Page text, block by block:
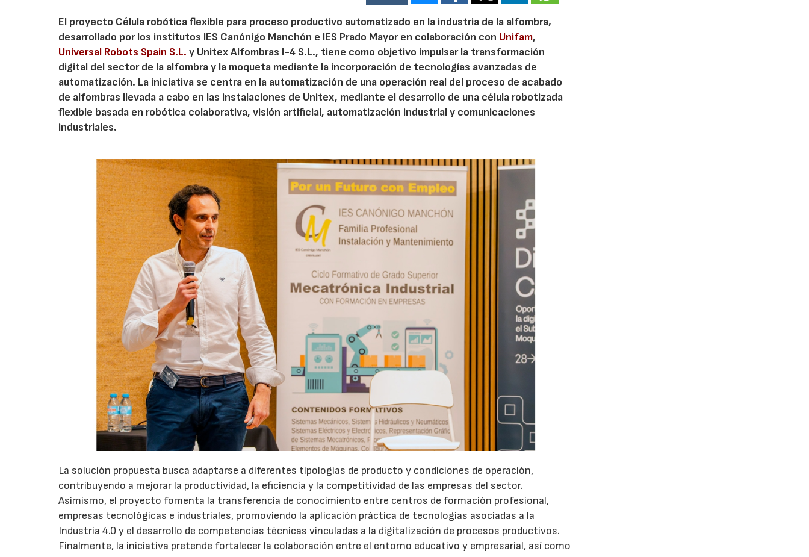
El proyecto Célula robótica flexible para proceso productivo automatizado en la industria de la alfombra,
desarrollado por los institutos IES Canónigo Manchón e IES Prado Mayor en colaboración con Unifam,
Universal Robots Spain S.L. y Unitex Alfombras I-4 S.L., tiene como objetivo impulsar la transformación
digital del sector de la alfombra y la moqueta mediante la incorporación de tecnologías avanzadas de
automatización. La iniciativa se centra en la automatización de una operación real del proceso de acabado
de alfombras llevada a cabo en las instalaciones de Unitex, mediante el desarrollo de una célula robotizada
flexible basada en robótica colaborativa, visión artificial, automatización industrial y comunicaciones
industriales.
La solución propuesta busca adaptarse a diferentes tipologías de producto y condiciones de operación,
contribuyendo a mejorar la productividad, la eficiencia y la competitividad de las empresas del sector.
Asimismo, el proyecto fomenta la transferencia de conocimiento entre centros de formación profesional,
empresas tecnológicas e industriales, promoviendo la aplicación práctica de tecnologías asociadas a la
Industria 4.0 y el desarrollo de competencias técnicas vinculadas a la digitalización de procesos productivos.
Finalmente, la iniciativa pretende fortalecer la colaboración entre el entorno educativo y empresarial, así como